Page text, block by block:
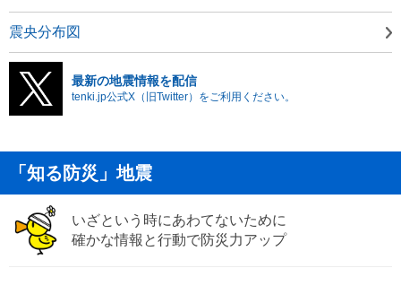
震央分布図
最新の地震情報を配信
tenki.jp公式X（旧Twitter）をご利用ください。
「知る防災」地震
いざという時にあわてないために
確かな情報と行動で防災力アップ